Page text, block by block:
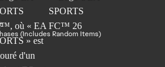
(Includes Random Items)